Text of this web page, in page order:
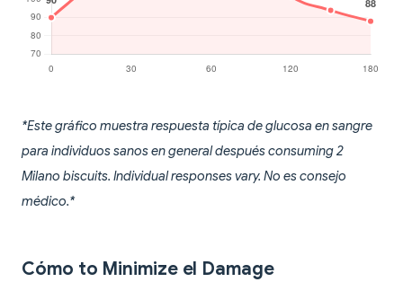
*Este gráfico muestra respuesta típica de glucosa en sangre
para individuos sanos en general después consuming 2
Milano biscuits. Individual responses vary. No es consejo
médico.*
Cómo to Minimize el Damage